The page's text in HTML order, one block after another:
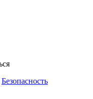
Безопасность